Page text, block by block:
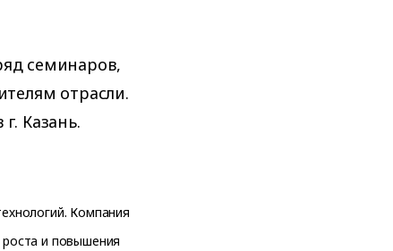
семинаров,
отрасли.
Казань.
Компания
и повышения